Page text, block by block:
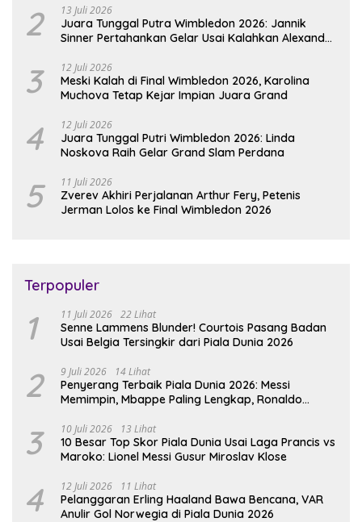
2 13 Juli 2026
Juara Tunggal Putra Wimbledon 2026: Jannik
Sinner Pertahankan Gelar Usai Kalahkan Alexander
3 12 Juli 2026
Meski Kalah di Final Wimbledon 2026, Karolina
Muchova Tetap Kejar Impian Juara Grand
4 12 Juli 2026
Juara Tunggal Putri Wimbledon 2026: Linda
Noskova Raih Gelar Grand Slam Perdana
5 11 Juli 2026
Zverev Akhiri Perjalanan Arthur Fery, Petenis
Jerman Lolos ke Final Wimbledon 2026
Terpopuler
1 11 Juli 2026 22 Lihat
Senne Lammens Blunder! Courtois Pasang Badan
Usai Belgia Tersingkir dari Piala Dunia 2026
2 9 Juli 2026 14 Lihat
Penyerang Terbaik Piala Dunia 2026: Messi
Memimpin, Mbappe Paling Lengkap, Ronaldo
3 10 Juli 2026 13 Lihat
10 Besar Top Skor Piala Dunia Usai Laga Prancis vs
Maroko: Lionel Messi Gusur Miroslav Klose
4 12 Juli 2026 11 Lihat
Pelanggaran Erling Haaland Bawa Bencana, VAR
Anulir Gol Norwegia di Piala Dunia 2026